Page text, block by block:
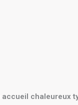
accueil chaleureux